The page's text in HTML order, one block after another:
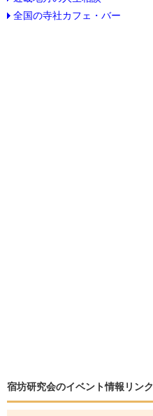
全国の寺社カフェ・バー
宿坊研究会のイベント情報リンク